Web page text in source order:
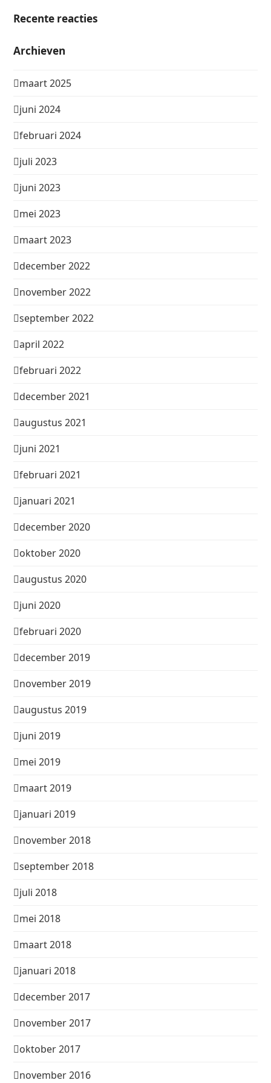
Recente reacties
Archieven
maart 2025
juni 2024
februari 2024
juli 2023
juni 2023
mei 2023
maart 2023
december 2022
november 2022
september 2022
april 2022
februari 2022
december 2021
augustus 2021
juni 2021
februari 2021
januari 2021
december 2020
oktober 2020
augustus 2020
juni 2020
februari 2020
december 2019
november 2019
augustus 2019
juni 2019
mei 2019
maart 2019
januari 2019
november 2018
september 2018
juli 2018
mei 2018
maart 2018
januari 2018
december 2017
november 2017
oktober 2017
november 2016